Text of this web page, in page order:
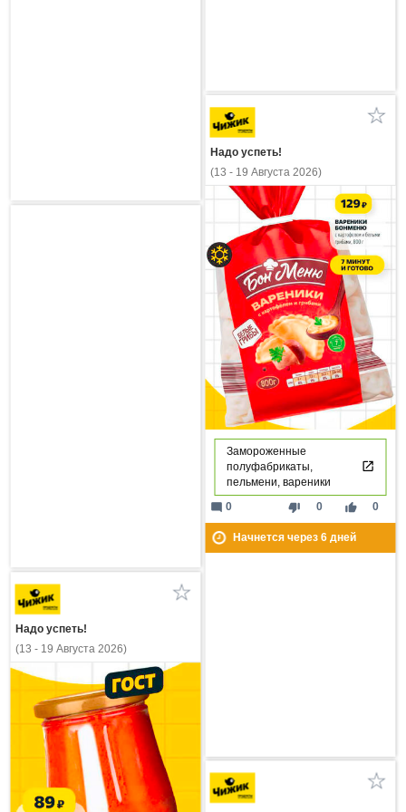
Надо успеть!
(13 - 19 Августа 2026)
Замороженные
полуфабрикаты,
пельмени, вареники
thumb_down 0 thumb_up 0
mode_comment 0
Начнется через 6дней
Надо успеть!
(13 - 19 Августа 2026)